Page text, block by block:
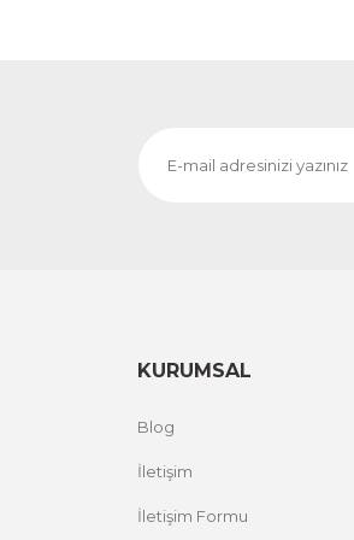
KURUMSAL
Blog
İletişim
İletişim Formu